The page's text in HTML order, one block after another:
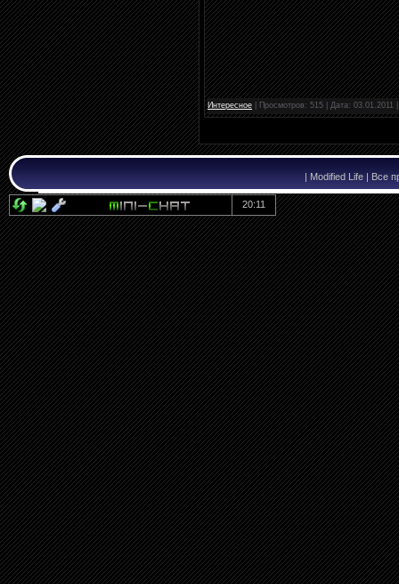
Интересное | Просмотров: 515 | Дата: 03.01.2011
| Modified Life | Все
20:11